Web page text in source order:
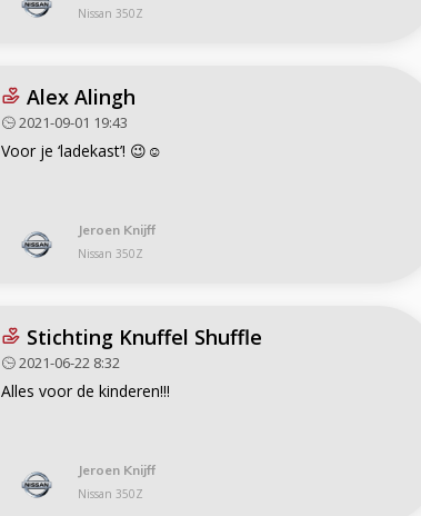
Nissan 350Z
Alex Alingh
2021-09-01 19:43
Voor je ‘ladekast’! 😉☺️
Jeroen Knijff
Nissan 350Z
Stichting Knuffel Shuffle
2021-06-22 8:32
Alles voor de kinderen!!!
Jeroen Knijff
Nissan 350Z